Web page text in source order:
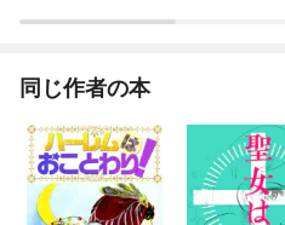
同じ作者の本